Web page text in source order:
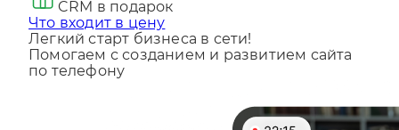
CRM в подарок
Что входит в цену
Легкий старт бизнеса в сети!
Помогаем с созданием и развитием сайта